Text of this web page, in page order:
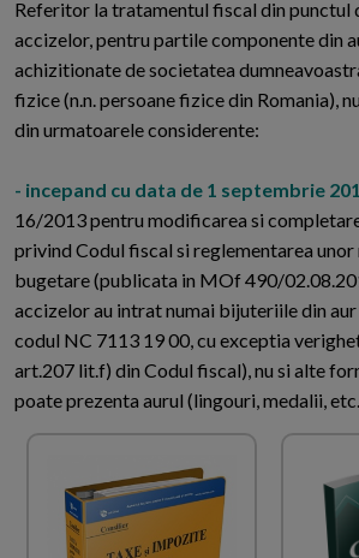
Referitor la tratamentul fiscal din punctul
accizelor, pentru partile componente din
achizitionate de societatea
fizice (n.n. persoane fizice din Romania),
din urmatoarele considerente:
- incepand cu data de 1 septembrie
16/2013 pentru modificarea si
privind Codul fiscal si reglementarea
bugetare (publicata in MOf 490/
accizelor au intrat numai bijuteriile din aur
codul NC 7113 19 00, cu exceptia
art.207 lit.f) din Codul fiscal), nu si alte
poate prezenta aurul (lingouri, medalii,